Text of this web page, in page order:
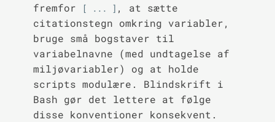
fremfor [ ... ] , at sætte
citationstegn omkring variabler,
bruge små bogstaver til
variabelnavne (med undtagelse af
miljøvariabler) og at holde
scripts modulære. Blindskrift i
Bash gør det lettere at følge
disse konventioner konsekvent.